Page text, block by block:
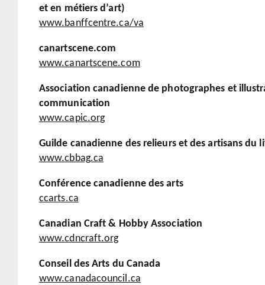
et en métiers d’art)
www.banffcentre.ca/va
canartscene.com
www.canartscene.com
Association canadienne de photographes et
communication
www.capic.org
Guilde canadienne des relieurs et des artisans du
www.cbbag.ca
Conférence canadienne des arts
ccarts.ca
Canadian Craft & Hobby Association
www.cdncraft.org
Conseil des Arts du Canada
www.canadacouncil.ca